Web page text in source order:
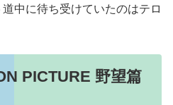
中に待ち受けていたのはテロ
PICTURE 野望篇